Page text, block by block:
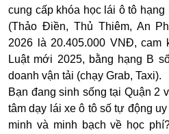
cung cấp khóa học lái ô tô
(Thảo Điền, Thủ Thiêm, An
2026 là 20.405.000 VNĐ, cam
Luật mới 2025, bằng hạng B
doanh vận tải (chạy Grab, Taxi).
Bạn đang sinh sống tại Quận 2
tâm dạy lái xe ô tô số tự động
minh và minh bạch về học